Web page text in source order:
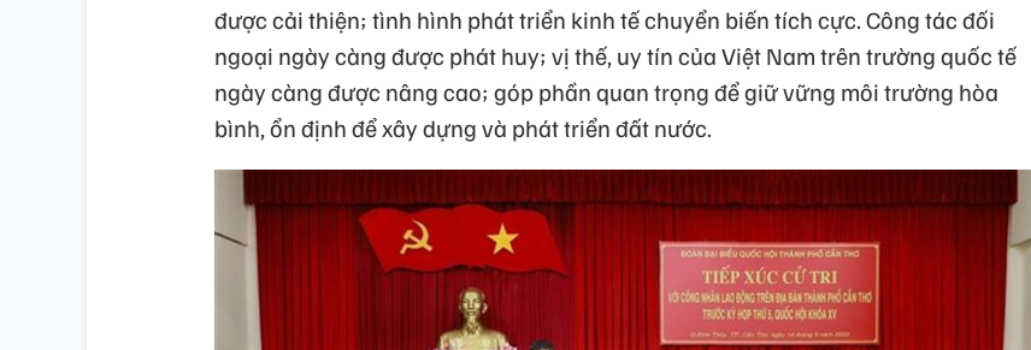
được cải thiện; tình hình phát triển kinh tế chuyển biến tích cực. Công tác đối
ngoại ngày càng được phát huy; vị thế, uy tín của Việt Nam trên trường quốc tế
ngày càng được nâng cao; góp phần quan trọng để giữ vững môi trường hòa
bình, ổn định để xây dựng và phát triển đất nước.